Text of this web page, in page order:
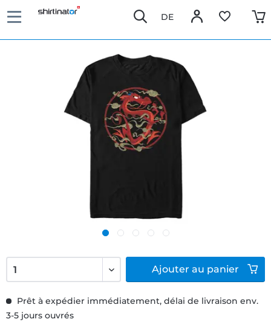
DE
Prêt à expédier immédiatement, délai de livraison env.
3-5 jours ouvrés
Ajouter au panier